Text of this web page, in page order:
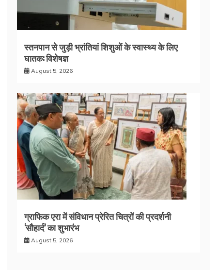
स्तनपान से जुड़ी भ्रांतियां शिशुओं के स्वास्थ्य के लिए
घातक: विशेषज्ञ
August 5, 2026
ग्राफिक एरा में संविधान प्रेरित चित्रों की प्रदर्शनी
‘सौहार्द’ का शुभारंभ
August 5, 2026